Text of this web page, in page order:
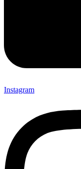
Instagram